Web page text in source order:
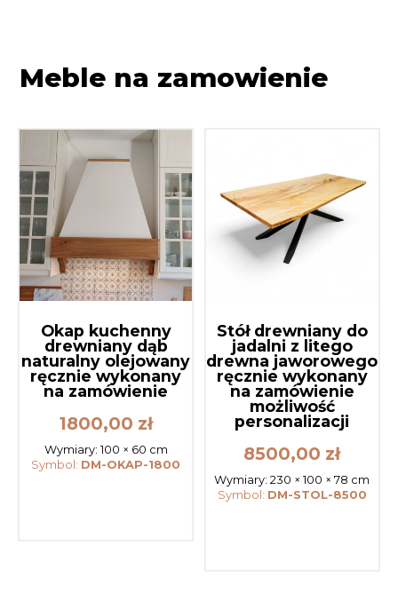
Meble na zamowienie
Okap kuchenny
drewniany dąb
naturalny olejowany
ręcznie wykonany
na zamówienie
1800,00 zł
Wymiary: 100 × 60 cm
Symbol: DM-OKAP-1800
Stół drewniany do
jadalni z litego
drewna jaworowego
ręcznie wykonany
na zamówienie
możliwość
personalizacji
8500,00 zł
Wymiary:230 × 100 × 78 cm
Symbol: DM-STOL-8500